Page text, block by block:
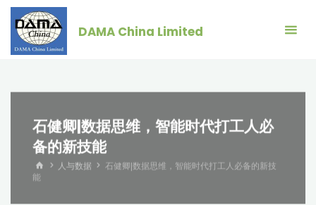
DAMA China Limited
石健卿|数据思维，智能时代打工人必
备的新技能
首
人与数据
石健卿|数据思维，智能时代打工人必备的新技
能